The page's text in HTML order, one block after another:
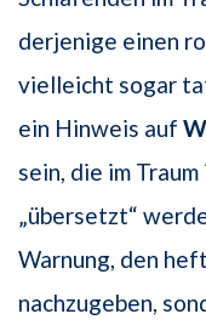
derjenige einen
vielleicht sogar
ein Hinweis auf
sein, die im
„übersetzt“
Warnung, den
nachzugeben,